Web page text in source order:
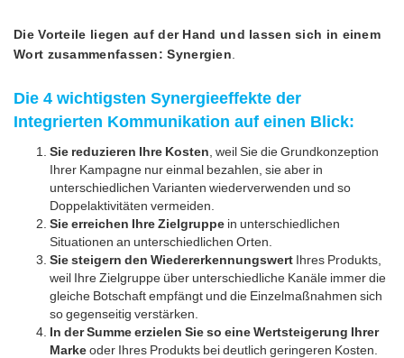
Die Vorteile liegen auf der Hand und lassen sich in einem
Wort zusammenfassen: Synergien
Die 4 wichtigsten Synergieeffekte der
Integrierten Kommunikation auf einen Blick:
Sie reduzieren Ihre Kosten , weil Sie die Grundkonzeption
Ihrer Kampagne nur einmal bezahlen, sie aber in
unterschiedlichen Varianten wiederverwenden und so
Doppelaktivitäten vermeiden.
Sie erreichen Ihre Zielgruppe in unterschiedlichen
Situationen an unterschiedlichen Orten.
Sie steigern den Wiedererkennungswert Ihres Produkts,
weil Ihre Zielgruppe über unterschiedliche Kanäle immer die
gleiche Botschaft empfängt und die Einzelmaßnahmen sich
so gegenseitig verstärken.
In der Summe erzielen Sie so eine Wertsteigerung Ihrer
Markeoder Ihres Produkts bei deutlich geringeren Kosten.